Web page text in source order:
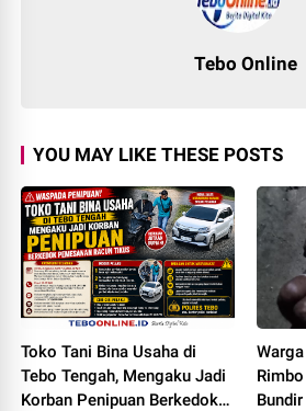
Tebo Online
YOU MAY LIKE THESE POSTS
Toko Tani Bina Usaha di
Tebo Tengah, Mengaku Jadi
Korban Penipuan Berkedok